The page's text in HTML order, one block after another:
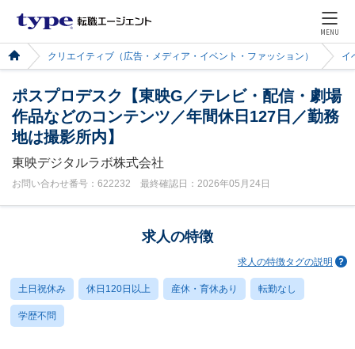
MENU
クリエイティブ（広告・メディア・イベント・ファッション） イ
ポスプロデスク【東映G／テレビ・配信・劇場
作品などのコンテンツ／年間休日127日／勤務
地は撮影所内】
東映デジタルラボ株式会社
お問い合わせ番号：622232 最終確認日：2026年05月24日
求人の特徴
求人の特徴タグの説明
土日祝休み 休日120日以上 産休・育休あり 転勤なし
学歴不問